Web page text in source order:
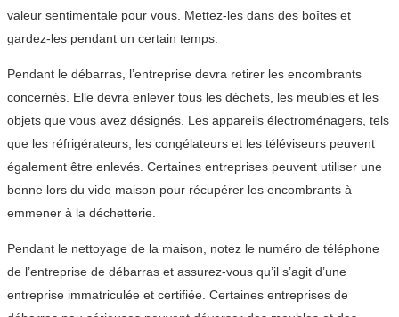
valeur sentimentale pour vous. Mettez-les dans des boîtes et
gardez-les pendant un certain temps.
Pendant le débarras, l’entreprise devra retirer les encombrants
concernés. Elle devra enlever tous les déchets, les meubles et les
objets que vous avez désignés. Les appareils électroménagers, tels
que les réfrigérateurs, les congélateurs et les téléviseurs peuvent
également être enlevés. Certaines entreprises peuvent utiliser une
benne lors du vide maison pour récupérer les encombrants à
emmener à la déchetterie.
Pendant le nettoyage de la maison, notez le numéro de téléphone
de l’entreprise de débarras et assurez-vous qu’il s’agit d’une
entreprise immatriculée et certifiée. Certaines entreprises de